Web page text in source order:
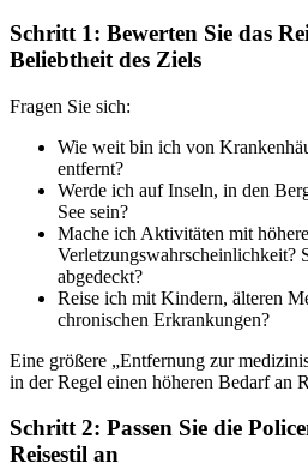
Schritt 1: Bewerten Sie das
Beliebtheit des Ziels
Fragen Sie sich:
Wie weit bin ich von
entfernt?
Werde ich auf Inseln, in den
See sein?
Mache ich Aktivitäten mit
Verletzungswahrscheinlichkeit?
abgedeckt?
Reise ich mit Kindern, älteren
chronischen Erkrankungen?
Eine größere „Entfernung zur
in der Regel einen höheren Bedarf an
Schritt 2: Passen Sie die
Reisestil an